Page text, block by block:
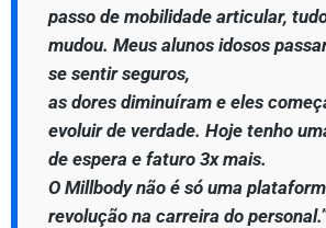
passo de mobilidade articular,
mudou. Meus alunos idosos
se sentir seguros,
as dores diminuíram e eles
evoluir de verdade. Hoje tenho
de espera e faturo 3x mais.
O Millbody não é só uma
revolução na carreira do